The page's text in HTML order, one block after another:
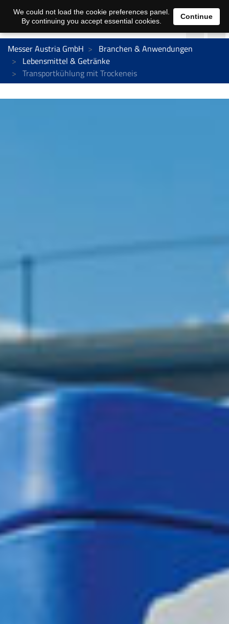
Messer Austria GmbH
Branchen & Anwendungen
Lebensmittel & Getränke
Transportkühlung mit Trockeneis
We could not load the cookie preferences panel.
By continuing you accept essential cookies.
Continue